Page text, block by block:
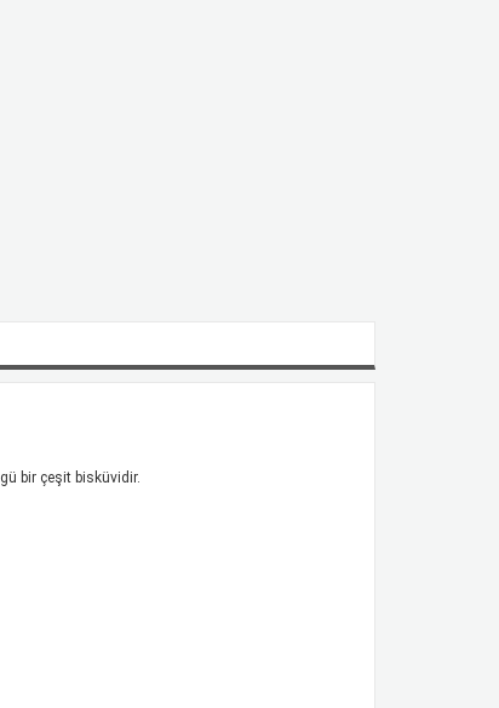
bir çeşit bisküvidir.